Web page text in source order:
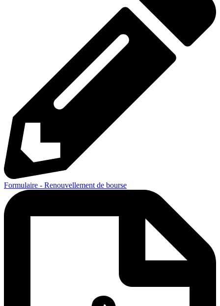
Formulaire - Renouvellement de bourse